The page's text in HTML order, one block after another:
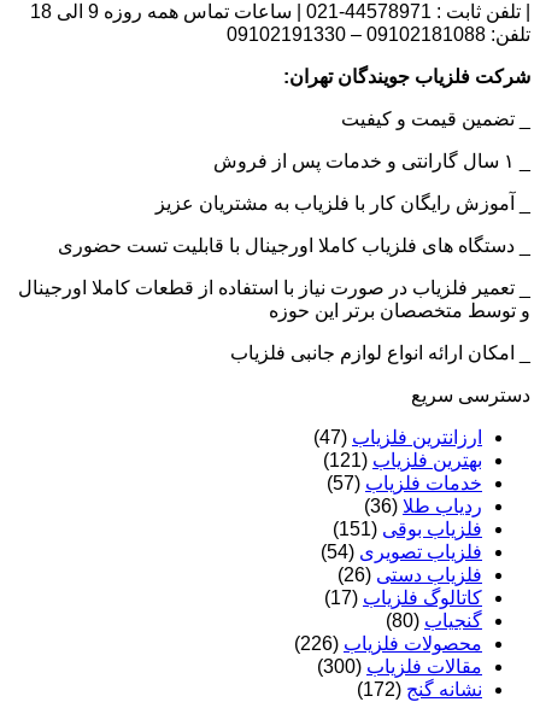
| تلفن ثابت : 44578971-021 | ساعات تماس همه روزه 9 الی 18
تلفن: 09102181088 – 09102191330
شرکت فلزیاب جویندگان تهران:
_ تضمین قیمت و کیفیت
_ آموزش رایگان کار با فلزیاب به مشتریان عزیز
_ دستگاه های فلزیاب کاملا اورجینال با قابلیت تست حضوری
_ تعمیر فلزیاب در صورت نیاز با استفاده از قطعات کاملا اورجینال
و توسط متخصصان برتر این حوزه
_ امکان ارائه انواع لوازم جانبی فلزیاب
دسترسی سریع
ارزانترین فلزیاب (47)
بهترین فلزیاب (121)
خدمات فلزیاب (57)
ردیاب طلا (36)
فلزیاب بوقی (151)
فلزیاب تصویری (54)
فلزیاب دستی (26)
کاتالوگ فلزیاب (17)
گنجیاب (80)
محصولات فلزیاب (226)
مقالات فلزیاب (300)
نشانه گنج (172)